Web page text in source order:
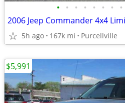
• • • • • • • •
2006 Jeep Commander 4x4
5h ago 167k mi Purcellville
$5,991